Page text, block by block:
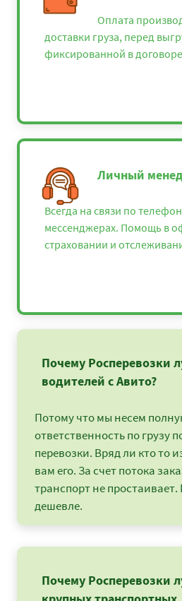
Оплата
доставки груза, перед
фиксированной в
Личный
Всегда на связи по
мессенджерах. Помощь в
страховании и
Почему Росперевозки
водителей с Авито?
Потому что мы несем
ответственность по грузу
перевозки. Вряд ли кто то
вам его. За счет потока
транспорт не простаивает.
дешевле.
Почему Росперевозки